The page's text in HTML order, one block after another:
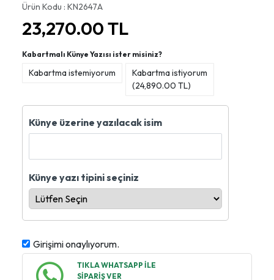
Ürün Kodu : KN2647A
23,270.00TL
Kabartmalı Künye Yazısı ister misiniz?
Kabartma istemiyorum
Kabartma istiyorum
(24,890.00 TL)
Künye üzerine yazılacak isim
Künye yazı tipini seçiniz
Girişimi onaylıyorum.
TIKLA WHATSAPP İLE
SİPARİŞ VER